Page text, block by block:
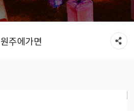
원주에가면